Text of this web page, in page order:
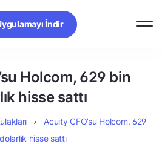
İndir
Holcom, 629 bin
hisse sattı
Acuity CFO’su Holcom, 629
hisse sattı